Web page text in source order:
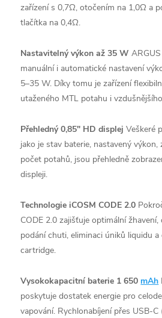
zařízení s 0,7Ω, otočením na 1,0Ω a
tlačítka na 0,4Ω.
Nastavitelný výkon až 35 W
manuální i automatické nastavení
5–35 W. Díky tomu je zařízení
utaženého MTL potahu i
Přehledný 0,85" HD displej Veškeré
jako je stav baterie, nastavený
počet potahů, jsou přehledně
displeji.
Technologie iCOSM CODE 2.0
CODE 2.0 zajišťuje optimální
podání chuti, eliminaci úniků liquidu
cartridge.
Vysokokapacitní baterie 1 650 mAh
poskytuje dostatek energie pro
vapování. Rychlonabíjení přes USB-